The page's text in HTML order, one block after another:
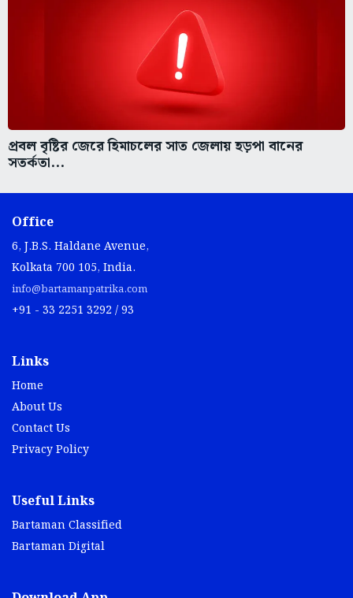
প্রবল বৃষ্টির জেরে হিমাচলের সাত জেলায় হড়পা বানের
সতর্কতা...
Office
6, J.B.S. Haldane Avenue,
Kolkata 700 105, India.
info@bartamanpatrika.com
+91 - 33 2251 3292 / 93
Links
Home
About Us
Contact Us
Privacy Policy
Useful Links
Bartaman Classified
Bartaman Digital